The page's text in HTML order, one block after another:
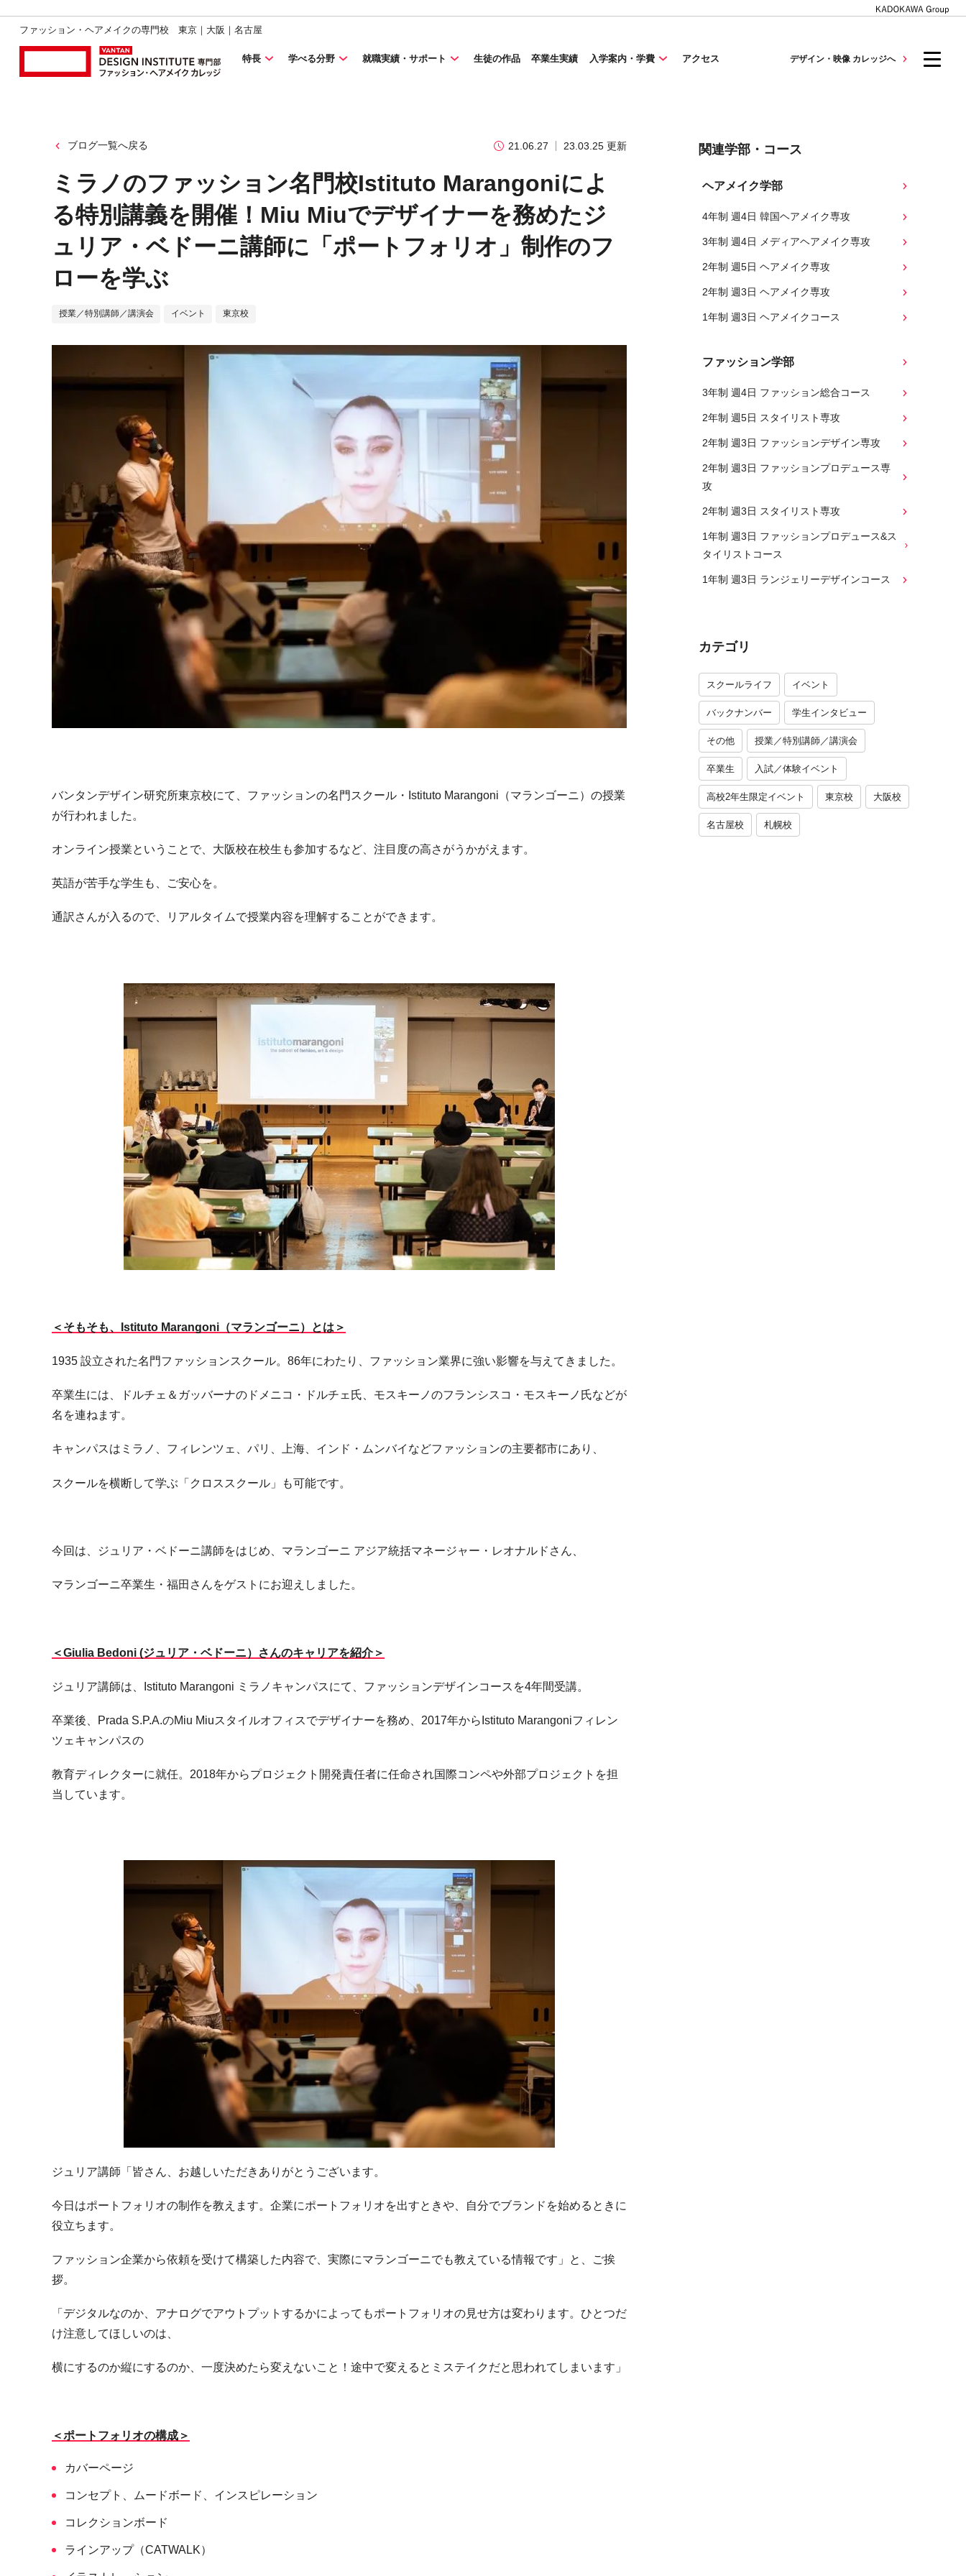
ファッション・ヘアメイクの専門校 東京｜大阪｜名古屋
特長 学べる分野 就職実績・サポート 生徒の作品 卒業生実績 入学案内・学費 アクセス デザイン・映像 カレッジへ
ブログ一覧へ戻る 21.06.27 23.03.25 更新
ミラノのファッション名門校Istituto Marangoniによ
る特別講義を開催！Miu Miuでデザイナーを務めたジ
ュリア・ベドーニ講師に「ポートフォリオ」制作のフ
ローを学ぶ
授業／特別講師／講演会 イベント 東京校
バンタンデザイン研究所東京校にて、ファッションの名門スクール・Istituto Marangoni（マランゴーニ）の授業
が行われました。
オンライン授業ということで、大阪校在校生も参加するなど、注目度の高さがうかがえます。
英語が苦手な学生も、ご安心を。
通訳さんが入るので、リアルタイムで授業内容を理解することができます。
＜そもそも、Istituto Marangoni（マランゴーニ）とは＞
1935 設立された名門ファッションスクール。86年にわたり、ファッション業界に強い影響を与えてきました。
卒業生には、ドルチェ＆ガッバーナのドメニコ・ドルチェ氏、モスキーノのフランシスコ・モスキーノ氏などが
名を連ねます。
キャンパスはミラノ、フィレンツェ、パリ、上海、インド・ムンバイなどファッションの主要都市にあり、
スクールを横断して学ぶ「クロススクール」も可能です。
今回は、ジュリア・ベドーニ講師をはじめ、マランゴーニ アジア統括マネージャー・レオナルドさん、
マランゴーニ卒業生・福田さんをゲストにお迎えしました。
＜Giulia Bedoni (ジュリア・ベドーニ）さんのキャリアを紹介＞
ジュリア講師は、Istituto Marangoni ミラノキャンパスにて、ファッションデザインコースを4年間受講。
卒業後、Prada S.P.A.のMiu Miuスタイルオフィスでデザイナーを務め、2017年からIstituto Marangoniフィレン
ツェキャンパスの
教育ディレクターに就任。2018年からプロジェクト開発責任者に任命され国際コンペや外部プロジェクトを担
当しています。
ジュリア講師「皆さん、お越しいただきありがとうございます。
今日はポートフォリオの制作を教えます。企業にポートフォリオを出すときや、自分でブランドを始めるときに
役立ちます。
ファッション企業から依頼を受けて構築した内容で、実際にマランゴーニでも教えている情報です」と、ご挨
拶。
「デジタルなのか、アナログでアウトプットするかによってもポートフォリオの見せ方は変わります。ひとつだ
け注意してほしいのは、
横にするのか縦にするのか、一度決めたら変えないこと！途中で変えるとミステイクだと思われてしまいます」
＜ポートフォリオの構成＞
カバーページ
コンセプト、ムードボード、インスピレーション
コレクションボード
ラインアップ（CATWALK）
関連学部・コース
ヘアメイク学部
4年制 週4日 韓国ヘアメイク専攻
3年制 週4日 メディアヘアメイク専攻
2年制 週5日 ヘアメイク専攻
2年制 週3日 ヘアメイク専攻
1年制 週3日 ヘアメイクコース
ファッション学部
3年制 週4日 ファッション総合コース
2年制 週5日 スタイリスト専攻
2年制 週3日 ファッションデザイン専攻
2年制 週3日 ファッションプロデュース専
攻
2年制 週3日 スタイリスト専攻
1年制 週3日 ファッションプロデュース&ス
タイリストコース
1年制 週3日 ランジェリーデザインコース
カテゴリ
スクールライフ イベント
バックナンバー 学生インタビュー
その他 授業／特別講師／講演会
卒業生 入試／体験イベント
高校2年生限定イベント 東京校 大阪校
名古屋校 札幌校